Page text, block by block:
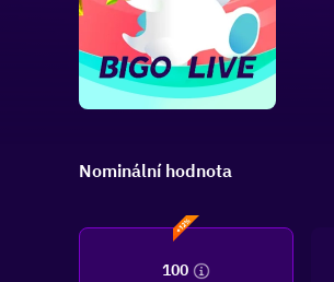
Nominální hodnota
100